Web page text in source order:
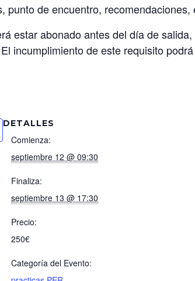
punto de encuentro, recomendaciones,
estar abonado antes del día de
incumplimiento de este requisito
DETALLES
Comienza:
septiembre 12 @ 09:30
Finaliza:
septiembre 13 @ 17:30
Precio:
250€
Categoría del Evento: